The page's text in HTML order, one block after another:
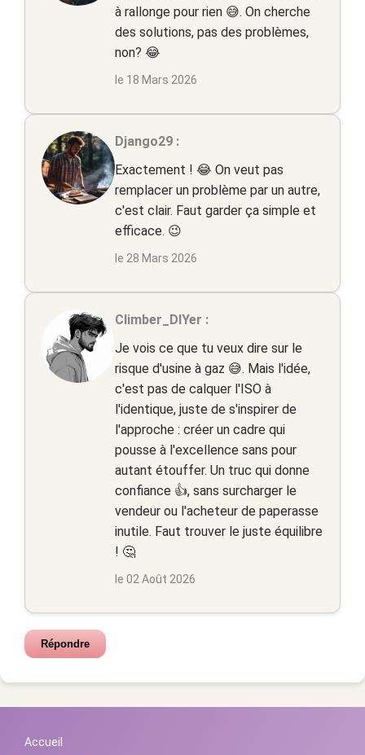
à rallonge pour rien 😅. On cherche
des solutions, pas des problèmes,
non? 😂
le 18 Mars 2026
Django29 :
Exactement ! 😂 On veut pas
remplacer un problème par un autre,
c'est clair. Faut garder ça simple et
efficace. 😉
le 28 Mars 2026
Climber_DIYer :
Je vois ce que tu veux dire sur le
risque d'usine à gaz 😅. Mais l'idée,
c'est pas de calquer l'ISO à
l'identique, juste de s'inspirer de
l'approche : créer un cadre qui
pousse à l'excellence sans pour
autant étouffer. Un truc qui donne
confiance 👍, sans surcharger le
vendeur ou l'acheteur de paperasse
inutile. Faut trouver le juste équilibre
! 🤔
le 02 Août 2026
Répondre
Accueil